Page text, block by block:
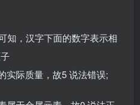
知，汉字下面的数字表示相
实际质量，故5 说法错误;